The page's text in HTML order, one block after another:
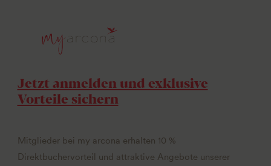
Jetzt anmelden und exklusive
Vorteile sichern
Mitglieder bei my arcona erhalten 10 %
Direktbuchervorteil und attraktive Angebote unserer